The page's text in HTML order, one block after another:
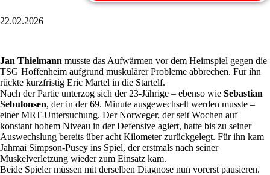
22.02.2026
Jan Thielmann musste das Aufwärmen vor dem Heimspiel gegen die
TSG Hoffenheim aufgrund muskulärer Probleme abbrechen. Für ihn
rückte kurzfristig Eric Martel in die Startelf.
Nach der Partie unterzog sich der 23-Jährige – ebenso wie Sebastian
Sebulonsen, der in der 69. Minute ausgewechselt werden musste –
einer MRT-Untersuchung. Der Norweger, der seit Wochen auf
konstant hohem Niveau in der Defensive agiert, hatte bis zu seiner
Auswechslung bereits über acht Kilometer zurückgelegt. Für ihn kam
Jahmai Simpson-Pusey ins Spiel, der erstmals nach seiner
Muskelverletzung wieder zum Einsatz kam.
Beide Spieler müssen mit derselben Diagnose nun vorerst pausieren.